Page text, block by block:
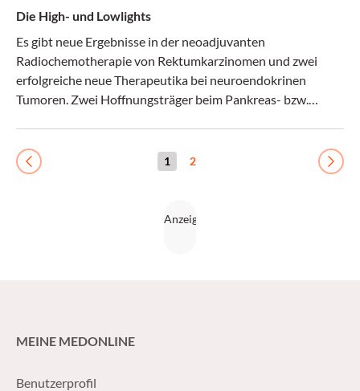
Die High- und Lowlights
Es gibt neue Ergebnisse in der neoadjuvanten
Radiochemotherapie von Rektumkarzinomen und zwei
erfolgreiche neue Therapeutika bei neuroendokrinen
Tumoren. Zwei Hoffnungsträger beim Pankreas- bzw.
Previous 1 2 Next
MEINE MEDONLINE
Benutzerprofil